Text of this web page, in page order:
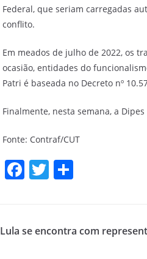
Federal, que seriam carregadas
conflito.
Em meados de julho de 2022, os
ocasião, entidades do
Patri é baseada no Decreto nº
Finalmente, nesta semana, a
Fonte: Contraf/CUT
F
e
T
er e
Lula se encontra com